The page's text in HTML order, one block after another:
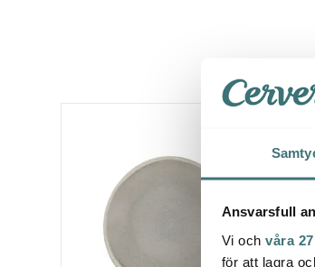
Ansvarsfull
Vi och våra
för att lagra